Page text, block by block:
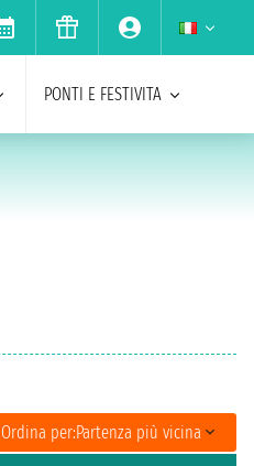
PONTI E FESTIVITA
Ordina per:Partenza più vicina